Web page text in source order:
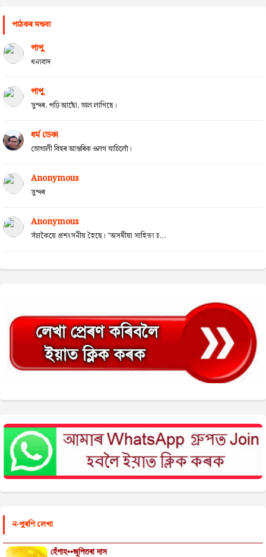
পাঠকৰ মন্তব্য
পাপু
ধন্যবাদ
পাপু
সুন্দৰ, পঢ়ি আছোঁ, ভাল লাগিছে।
ধৰ্ম ডেকা
ভোগালী বিহুৰ আন্তৰিক ওলগ যাচিলোঁ।
Anonymous
সুন্দৰ
Anonymous
সঁচাকৈয়ে প্ৰশংসনীয় হৈছে। "অসমীয়া সাহিত্য চ...
ন-পুৰণি লেখা
হেঁপাহ••জুপিতৰা দাস